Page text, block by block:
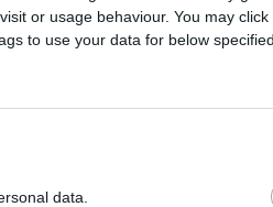
or usage behaviour. You may
to use your data for below
data.
postane kraljevina.
Međutim, on je pored
nije trebalo da zna,